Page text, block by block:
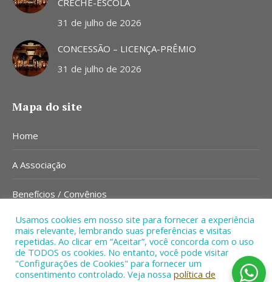
CRECHE-ESCOLA
31 de julho de 2026
CONCESSÃO – LICENÇA-PRÊMIO
31 de julho de 2026
Mapa do site
Home
A Associação
Benefícios / Convênios
Notícias
Contato
Usamos cookies em nosso site para fornecer a experiência
mais relevante, lembrando suas preferências e visitas
repetidas. Ao clicar em “Aceitar”, você concorda com o uso
de TODOS os cookies. No entanto, você pode visitar
"Configurações de Cookies" para fornecer um
consentimento controlado. Veja nossa política de